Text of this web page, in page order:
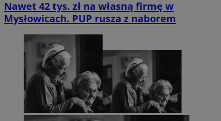
Nawet 42 tys. zł na własną firmę w
Mysłowicach. PUP rusza z naborem